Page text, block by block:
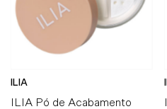
ILIA
ILIA Pó de Acabamento